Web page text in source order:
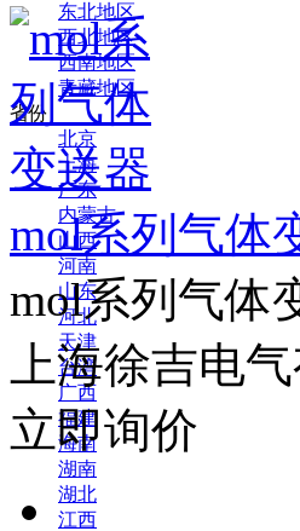
东北地区
西北地区
西南地区
青藏地区
省份
北京
上海
广东
内蒙古
山西
河南
山东
河北
天津
台湾
广西
福建
海南
湖南
湖北
江西
mol系列气体
mol系列气体
上海徐吉电
立即询价